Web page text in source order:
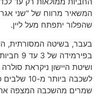
המשאיר מרווח של "שני
שהפלור יתפתח מעל ליין.
בעבר, בשיטה המסורתית,
בפירמידה של
לשכבה ביותר
שמרים מהשכבה המצפה את